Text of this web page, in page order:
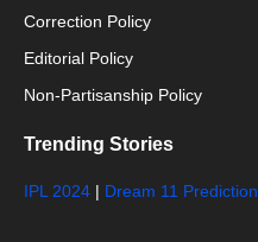
Correction Policy
Editorial Policy
Non-Partisanship Policy
Trending Stories
IPL 2024 | Dream 11 Prediction